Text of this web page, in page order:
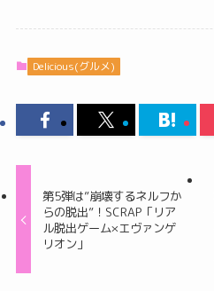
Delicious(グルメ)
第5弾は”崩壊するネルフか
らの脱出”！SCRAP「リア
ル脱出ゲーム×エヴァンゲ
リオン」